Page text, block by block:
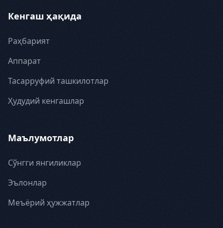
Кенгаш ҳақида
Раҳбарият
Аппарат
Тасарруфий ташкилотлар
Ҳудудий кенгашлар
Маълумотлар
Сўнгги янгиликлар
Эълонлар
Меъёрий ҳужжатлар